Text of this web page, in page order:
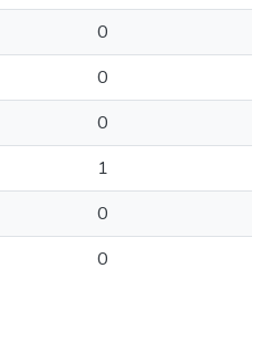
0
0
0
1
0
0